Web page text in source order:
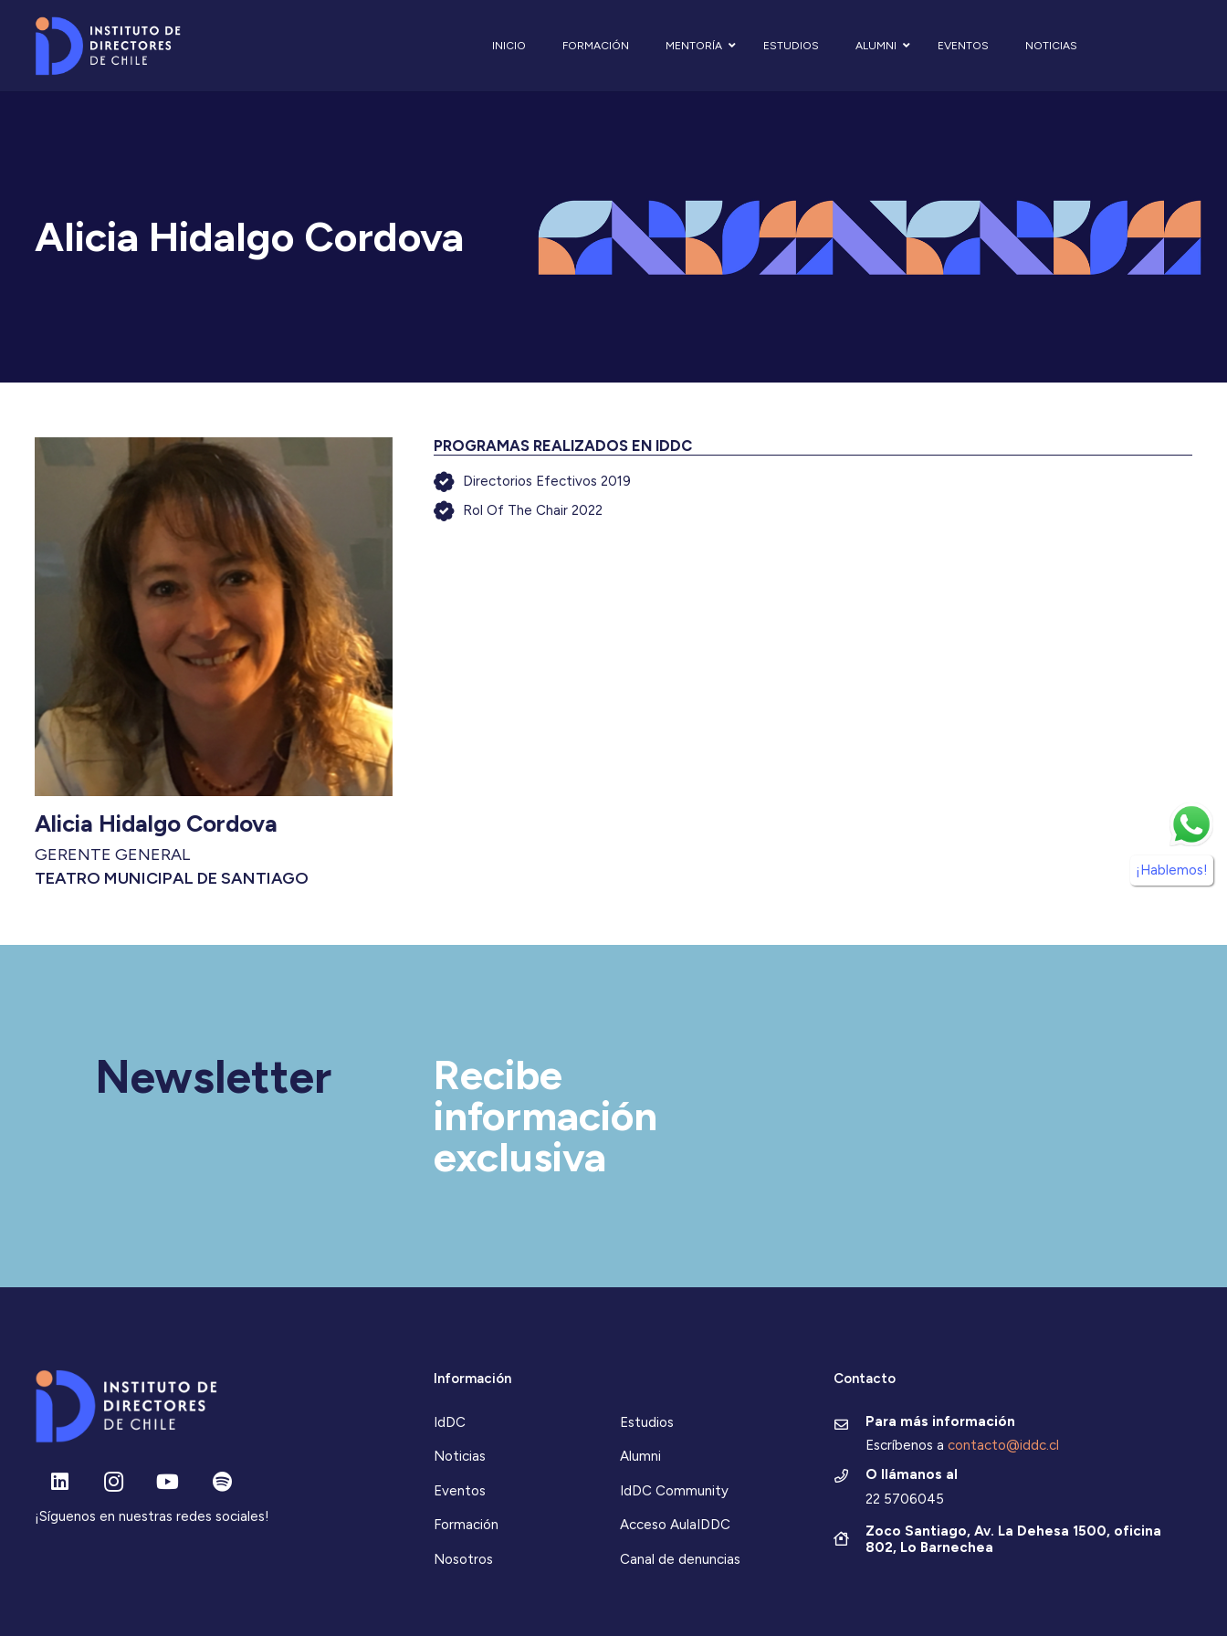
INICIO FORMACIÓN MENTORÍA ESTUDIOS ALUMNI EVENTOS NOTICIAS
Alicia Hidalgo Cordova
Alicia Hidalgo Cordova
GERENTE GENERAL
TEATRO MUNICIPAL DE SANTIAGO
PROGRAMAS REALIZADOS EN IDDC
Directorios Efectivos 2019
Rol Of The Chair 2022
Newsletter
Recibe
información
exclusiva
¡Síguenos en nuestras redes sociales!
Información
IdDC
Noticias
Eventos
Formación
Nosotros
Estudios
Alumni
IdDC Community
Acceso AulaIDDC
Canal de denuncias
Contacto
Para más información
Escríbenos a contacto@iddc.cl
O llámanos al
22 5706045
Zoco Santiago, Av. La Dehesa 1500, oficina
802, Lo Barnechea
¡Hablemos!